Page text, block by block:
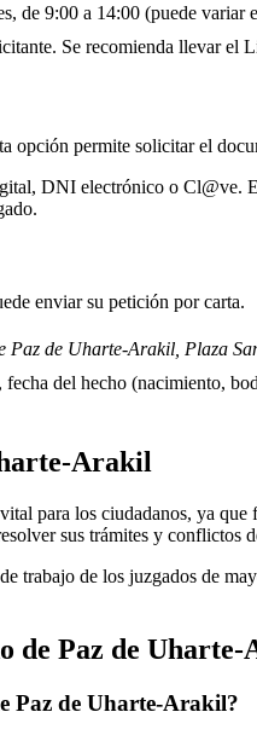
de 9:00 a 14:00 (puede
Se recomienda llevar el
opción permite solicitar el
DNI electrónico o Cl@ve.
enviar su petición por carta.
Paz de Uharte-Arakil, Plaza
del hecho (nacimiento,
Arakil
para los ciudadanos, ya
sus trámites y conflictos
trabajo de los juzgados de
de Paz de Uharte-
Paz de Uharte-Arakil?